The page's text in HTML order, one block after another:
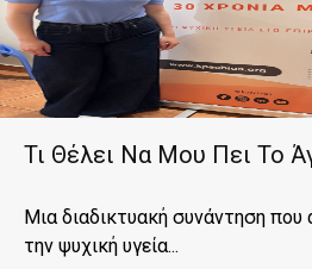
Τι Θέλει Να Μου Πει Το
Μια διαδικτυακή συνάντηση που
την ψυχική υγεία...